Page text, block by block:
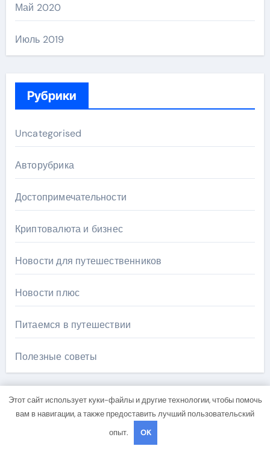
Май 2020
Июль 2019
Рубрики
Uncategorised
Авторубрика
Достопримечательности
Криптовалюта и бизнес
Новости для путешественников
Новости плюс
Питаемся в путешествии
Полезные советы
Вы пропустили
Этот сайт использует куки-файлы и другие технологии, чтобы помочь
вам в навигации, а также предоставить лучший пользовательский
опыт.
OK